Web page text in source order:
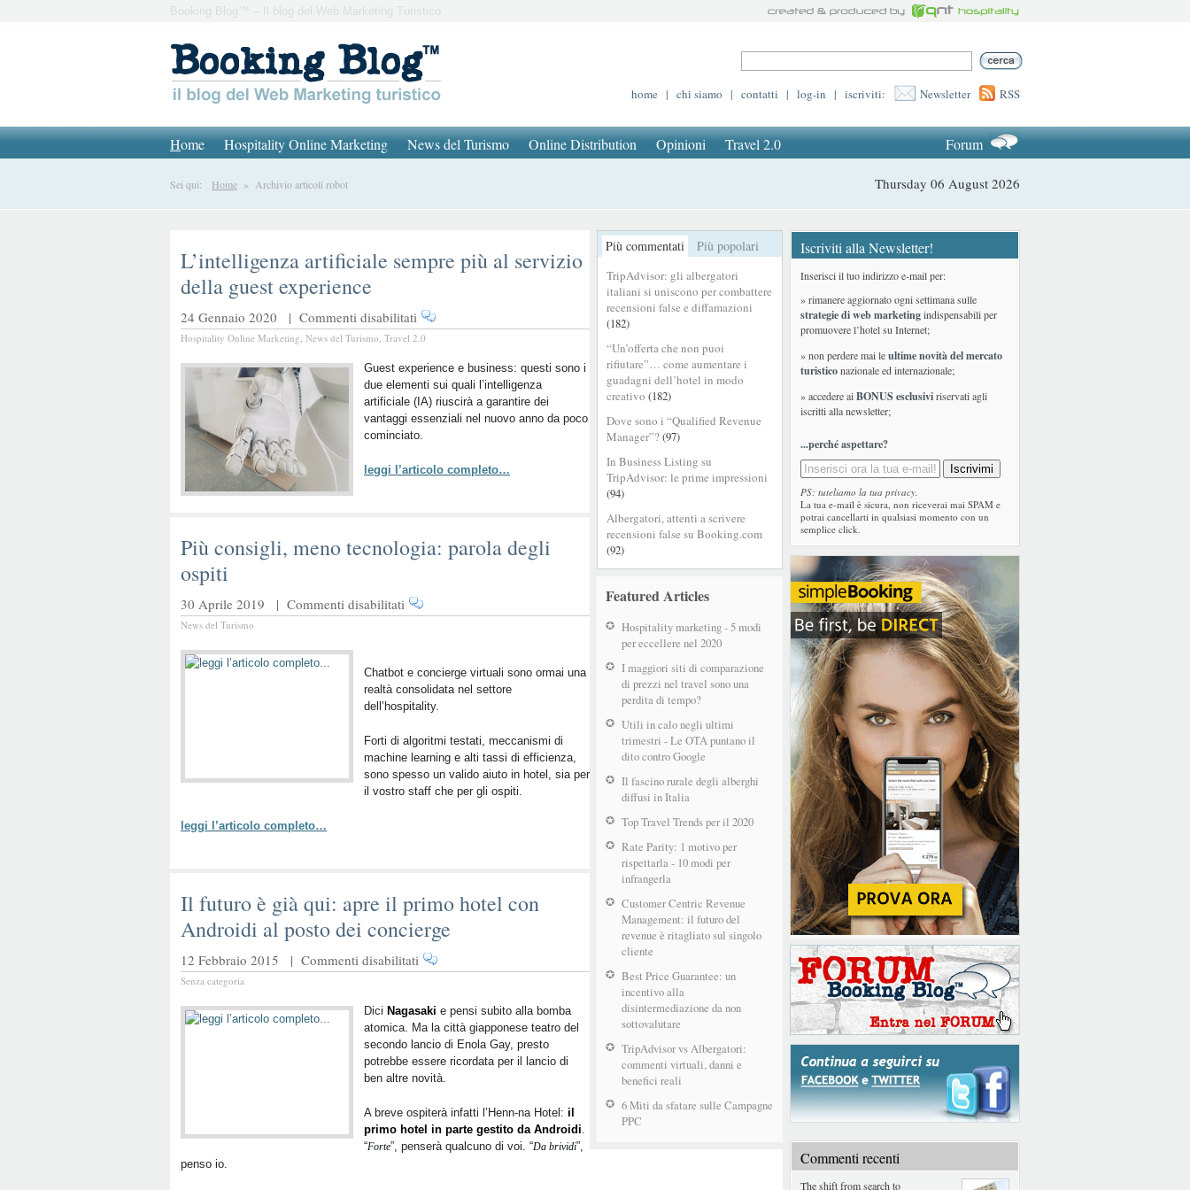
Booking Blog™ – Il blog del Web Marketing Turistico
home | chi siamo | contatti | log-in | iscriviti: Newsletter RSS
Home Hospitality Online Marketing News del Turismo Online Distribution Opinioni Travel 2.0 Forum
Sei qui: Home » Archivio articoli robot Thursday 06 August 2026
Più commentati Più popolari
TripAdvisor: gli albergatori
italiani si uniscono per combattere
recensioni false e diffamazioni
(182)
“Un’offerta che non puoi
rifiutare”… come aumentare i
guadagni dell’hotel in modo
creativo (182)
Dove sono i “Qualified Revenue
Manager”?(97)
In Business Listing su
TripAdvisor: le prime impressioni
(94)
Albergatori, attenti a scrivere
recensioni false su Booking.com
(92)
Featured Articles
Hospitality marketing - 5 modi
per eccellere nel 2020
I maggiori siti di comparazione
di prezzi nel travel sono una
perdita di tempo?
Utili in calo negli ultimi
trimestri - Le OTA puntano il
dito contro Google
Il fascino rurale degli alberghi
diffusi in Italia
Top Travel Trends per il 2020
Rate Parity: 1 motivo per
rispettarla - 10 modi per
infrangerla
Customer Centric Revenue
Management: il futuro del
revenue è ritagliato sul singolo
cliente
Best Price Guarantee: un
incentivo alla
disintermediazione da non
sottovalutare
TripAdvisor vs Albergatori:
commenti virtuali, danni e
benefici reali
6 Miti da sfatare sulle Campagne
PPC
L’intelligenza artificiale sempre più al servizio
della guest experience
24 Gennaio 2020 | Commenti disabilitati su
L’intelligenza
sempre
più
al
servizio
della
experience
Hospitality Online Marketing, News del Turismo, Travel 2.0
Guest experience e business: questi sono i
due elementi sui quali l’intelligenza
artificiale (IA) riuscirà a garantire dei
vantaggi essenziali nel nuovo anno da poco
cominciato.
leggi l’articolo completo…
Più consigli, meno tecnologia: parola degli
ospiti
30 Aprile 2019 | Commenti disabilitati su
Più
tecnologia:
parola
degli
News del Turismo
Chatbot e concierge virtuali sono ormai una
realtà consolidata nel settore
dell’hospitality.
Forti di algoritmi testati, meccanismi di
machine learning e alti tassi di efficienza,
sono spesso un valido aiuto in hotel, sia per
il vostro staff che per gli ospiti.
leggi l’articolo completo…
Il futuro è già qui: apre il primo hotel con
Androidi al posto dei concierge
12 Febbraio 2015 | Commenti disabilitati su
Il
è
già
qui:
apre
il
hotel
con
Androidi
Senza categoria
Dici Nagasaki e pensi subito alla bomba
atomica. Ma la città giapponese teatro del
secondo lancio di Enola Gay, presto
potrebbe essere ricordata per il lancio di
ben altre novità.
A breve ospiterà infatti l’Henn-na Hotel: il
primo hotel in parte gestito da Androidi.
“Forte”, penserà qualcuno di voi. “Da brividi”,
penso io.
Iscriviti alla Newsletter!
Inserisci il tuo indirizzo e-mail per:
» rimanere aggiornato ogni settimana sulle
strategie di web marketingindispensabili per
promuovere l’hotel su Internet;
» non perdere mai leultime novità del mercato
turisticonazionale ed internazionale;
» accedere aiBONUS esclusiviriservati agli
iscritti alla newsletter;
...perché aspettare?
PS: tuteliamo la tua privacy.
La tua e-mail è sicura, non riceverai mai SPAM e
potrai cancellarti in qualsiasi momento con un
semplice click.
Commenti recenti
The shift from search to